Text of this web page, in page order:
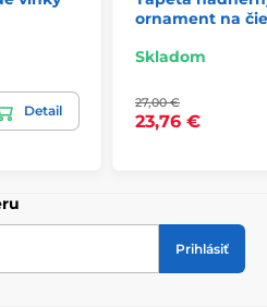
motívu podľa rozmeru
cm sa motív prispôsobuje
na stránke si môžete
tapeta sa skladá z pásov
Detail
ornament na
Skladom
27,00 €
23,76 €
Prihlásiť